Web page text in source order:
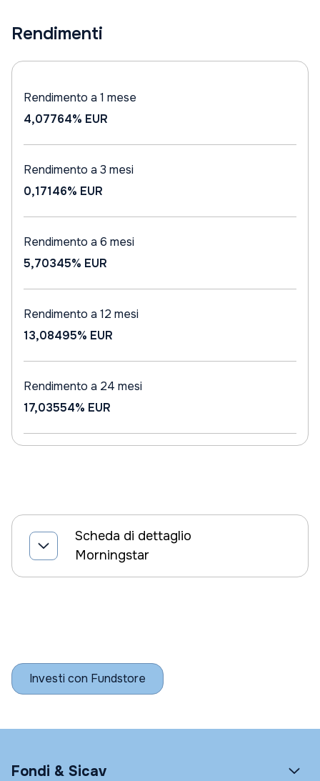
Rendimenti
Rendimento a 1 mese
4,07764% EUR
Rendimento a 3 mesi
0,17146% EUR
Rendimento a 6 mesi
5,70345% EUR
Rendimento a 12 mesi
13,08495% EUR
Rendimento a 24 mesi
17,03554% EUR
Scheda di dettaglio
Morningstar
Investi con Fundstore
Fondi & Sicav